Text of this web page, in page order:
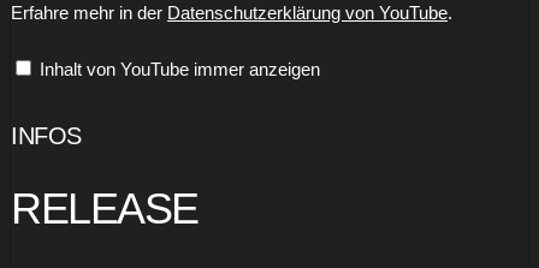
Words
von
Erfahre mehr in der Datenschutzerklärung von YouTube.
Inhalt von YouTube immer anzeigen
INFOS
RELEASE